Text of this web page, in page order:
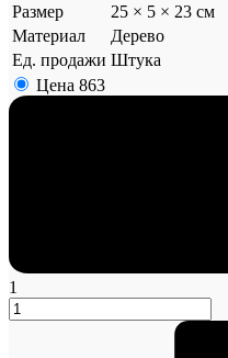
Размер
25 × 5 × 23 см
Материал
Дерево
Ед. продажи Штука
Цена 863
1